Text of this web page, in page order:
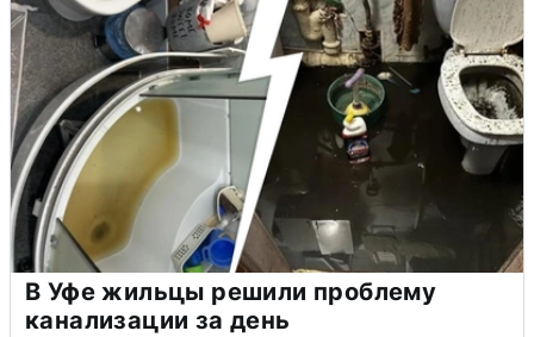
В Уфе жильцы решили проблему
канализации за день